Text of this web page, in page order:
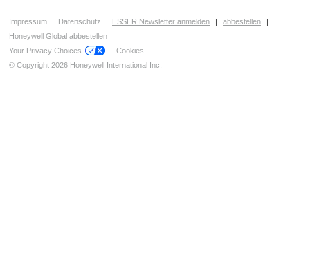
VESDA Ansaugrauchmelder
TITANUS PRO,TOP SENS® EB/PRO, TOP SENS® EB-SL
Detektormodule für TITANUS PRO SENS® EB
Impressum Datenschutz ESSER Newsletter anmelden | abbestellen
|
Honeywell Global abbestellen
Your Privacy Choices
Cookies
© Copyright 2026 Honeywell International Inc.